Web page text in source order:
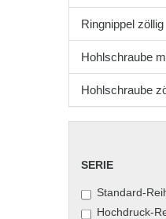
Ringnippel zöllig
Hohlschraube
Hohlschraube
SERIE
SERIE
Standard-
Hochdruck-